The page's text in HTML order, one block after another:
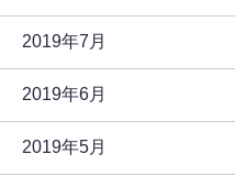
2019年7月
2019年6月
2019年5月